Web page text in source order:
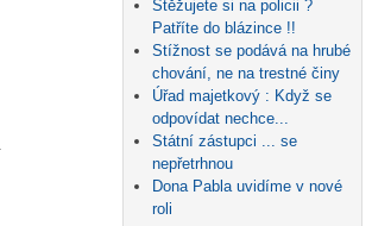
Stěžujete si na policii ?
Patříte do blázince !!
Stížnost se podává na hrubé
chování, ne na trestné činy
Úřad majetkový : Když se
odpovídat nechce...
Státní zástupci ... se
nepřetrhnou
Dona Pabla uvidíme v nové
roli